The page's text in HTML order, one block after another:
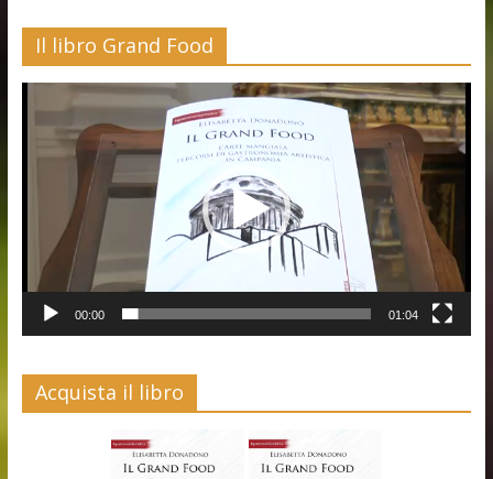
Il libro Grand Food
Player
00:00 01:04
Acquista il libro